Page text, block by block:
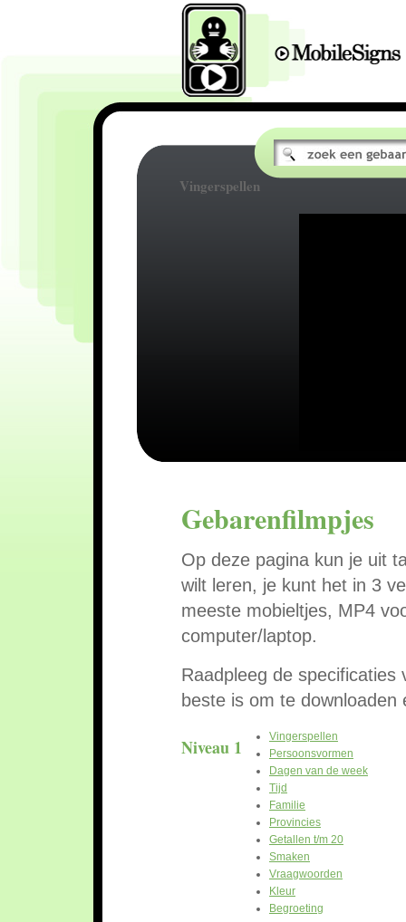
Vingerspellen
Gebarenfilmpjes
Op deze pagina kun je uit
wilt leren, je kunt het in 3
meeste mobieltjes, MP4
computer/laptop.
Raadpleeg de
beste is om te downloaden
Niveau 1
Vingerspellen
Persoonsvormen
Dagen van de week
Tijd
Familie
Provincies
Getallen t/m 20
Smaken
Vraagwoorden
Kleur
Begroeting